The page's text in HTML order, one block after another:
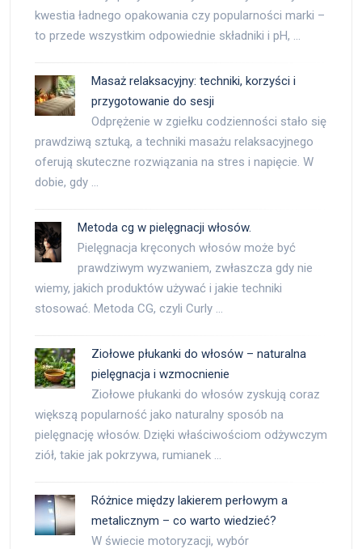
kwestia ładnego opakowania czy popularności marki –
to przede wszystkim odpowiednie składniki i pH, …
Masaż relaksacyjny: techniki, korzyści i
przygotowanie do sesji
Odprężenie w zgiełku codzienności stało się
prawdziwą sztuką, a techniki masażu relaksacyjnego
oferują skuteczne rozwiązania na stres i napięcie. W
dobie, gdy …
Metoda cg w pielęgnacji włosów.
Pielęgnacja kręconych włosów może być
prawdziwym wyzwaniem, zwłaszcza gdy nie
wiemy, jakich produktów używać i jakie techniki
stosować. Metoda CG, czyli Curly …
Ziołowe płukanki do włosów – naturalna
pielęgnacja i wzmocnienie
Ziołowe płukanki do włosów zyskują coraz
większą popularność jako naturalny sposób na
pielęgnację włosów. Dzięki właściwościom odżywczym
ziół, takie jak pokrzywa, rumianek …
Różnice między lakierem perłowym a
metalicznym – co warto wiedzieć?
W świecie motoryzacji, wybór